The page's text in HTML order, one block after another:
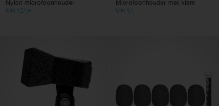
Nylon microfoonhouder
MH-12AH
Microfoonhouder met klem
MH-1A